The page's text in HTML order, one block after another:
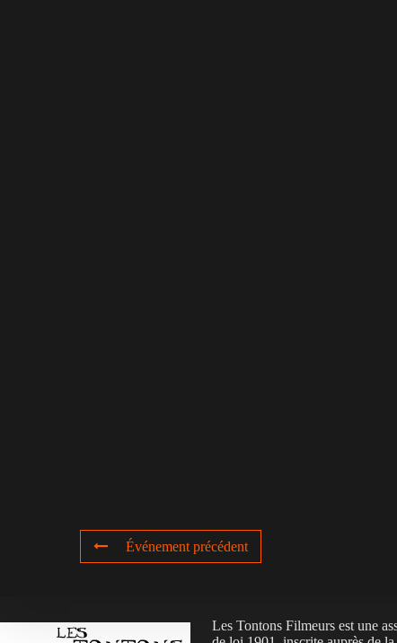
Événement précédent
Les Tontons Filmeurs est une